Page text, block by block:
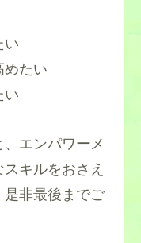
い
めたい
い
エンパワーメ
キルをおさえ
是非最後までご